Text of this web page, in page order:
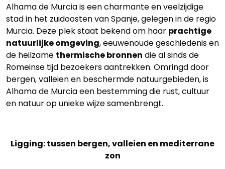
Alhama de Murcia is een charmante en veelzijdige
stad in het zuidoosten van Spanje, gelegen in de regio
Murcia. Deze plek staat bekend om haar prachtige
natuurlijke omgeving, eeuwenoude geschiedenis en
de heilzame thermische bronnen die al sinds de
Romeinse tijd bezoekers aantrekken. Omringd door
bergen, valleien en beschermde natuurgebieden, is
Alhama de Murcia een bestemming die rust, cultuur
en natuur op unieke wijze samenbrengt.
Ligging: tussen bergen, valleien en mediterrane
zon